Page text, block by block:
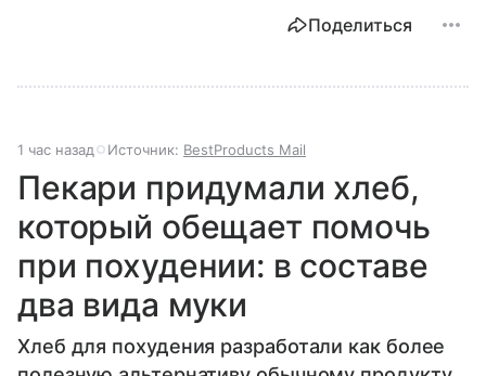
Поделиться
1 час назад Источник: BestProducts Mail
Пекари придумали хлеб,
который обещает помочь
при похудении: в составе
два вида муки
Хлеб для похудения разработали как более